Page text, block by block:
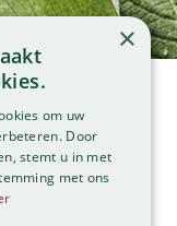
09:00 - 18:00
09:00 - 18:00
09:00 - 18:00
×
om uw
Door
stemt u in met
met ons